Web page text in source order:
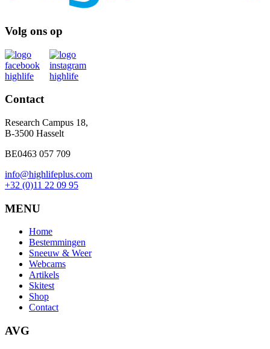
Volg ons op
Contact
Research Campus 18,
B-3500 Hasselt
BE0463 057 709
info@highlifeplus.com
+32 (0)11 22 09 95
MENU
Home
Bestemmingen
Sneeuw & Weer
Webcams
Artikels
Skitest
Shop
Contact
AVG